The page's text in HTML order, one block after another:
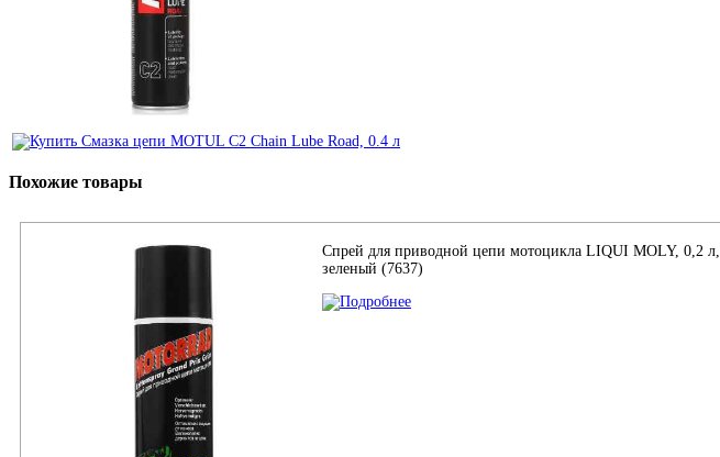
Похожие товары
Спрей для приводной цепи мотоцикла LIQUI MOLY, 0,2 л,
зеленый (7637)